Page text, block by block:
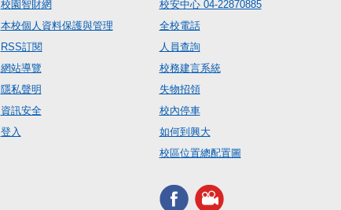
校園智財網
本校個人資料保護與管理
RSS訂閱
網站導覽
隱私聲明
資訊安全
登入
校安中心 04-22870885
全校電話
人員查詢
校務建言系統
失物招領
校內停車
如何到興大
校區位置總配置圖